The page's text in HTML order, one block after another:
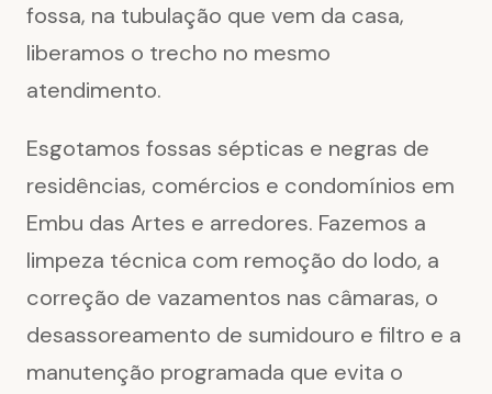
fossa, na tubulação que vem da casa,
liberamos o trecho no mesmo
atendimento.
Esgotamos fossas sépticas e negras de
residências, comércios e condomínios em
Embu das Artes e arredores. Fazemos a
limpeza técnica com remoção do lodo, a
correção de vazamentos nas câmaras, o
desassoreamento de sumidouro e filtro e a
manutenção programada que evita o